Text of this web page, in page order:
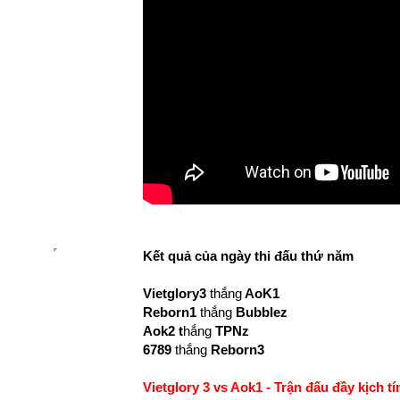
Kết quả của ngày thi đấu thứ năm
Vietglory3 thắngAoK1
Reborn1 thắng Bubblez
Aok2 thắng TPNz
6789 thắng Reborn3
Vietglory 3 vs Aok1 - Trận đấu đầy kịch